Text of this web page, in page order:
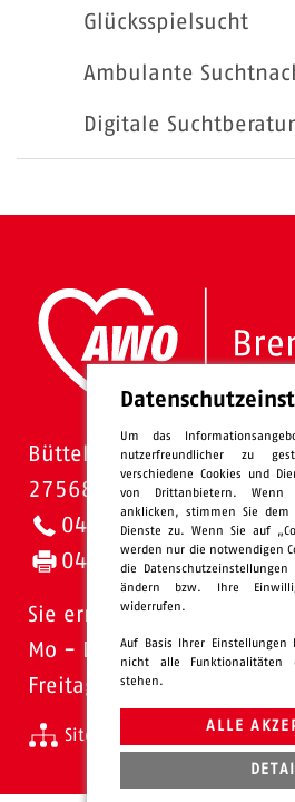
Glücksspielsucht
Ambulante
Digitale
Bütteler Straße 1
27568 Bremerhaven
0471 - 95 47-0
0471 - 95 47-120
Sie erreichen uns:
Mo - Do: 08.00 - 16.00
Freitags 08.00 - 13.00
Sitemap Impressum
Um das
nutzerfreundlicher zu
verschiedene Cookies und
von Drittanbietern. Wenn
anklicken, stimmen Sie dem
Dienste zu. Wenn Sie auf
werden nur die notwendigen
die
ändern bzw. Ihre
widerrufen.
Auf Basis Ihrer
nicht alle Funktionalitäten
stehen.
ALLE